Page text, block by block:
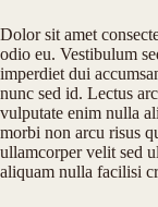
Dolor sit amet
odio eu. Vestibulum
imperdiet dui
nunc sed id. Lectus
vulputate enim nulla
morbi non arcu risus
ullamcorper velit sed
aliquam nulla facilisi